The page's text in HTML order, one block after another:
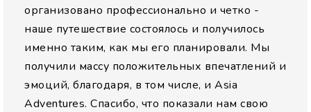
организовано профессионально и четко -
наше путешествие состоялось и получилось
именно таким, как мы его планировали. Мы
получили массу положительных впечатлений и
эмоций, благодаря, в том числе, и Asia
Adventures. Спасибо, что показали нам свою